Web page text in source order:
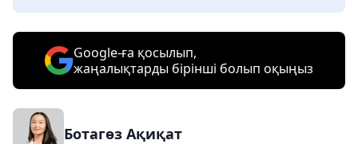
Google-ға қосылып,
жаңалықтарды бірінші болып оқыңыз
Ботагөз Ақиқат